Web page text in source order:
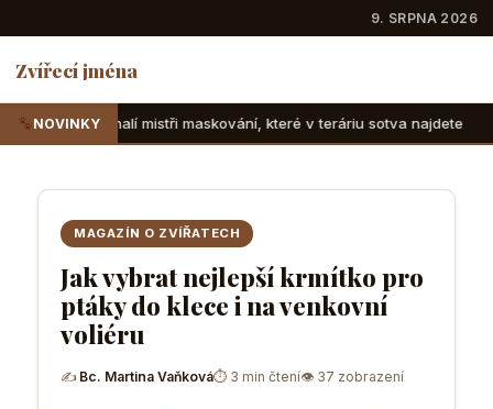
9. SRPNA 2026
Zvířecí jména
NOVINKY
maskování, které v teráriu sotva najdete Suchozemské
MAGAZÍN O ZVÍŘATECH
Jak vybrat nejlepší krmítko pro
ptáky do klece i na venkovní
voliéru
✍ Bc. Martina Vaňková⏱ 3 min čtení👁 37 zobrazení